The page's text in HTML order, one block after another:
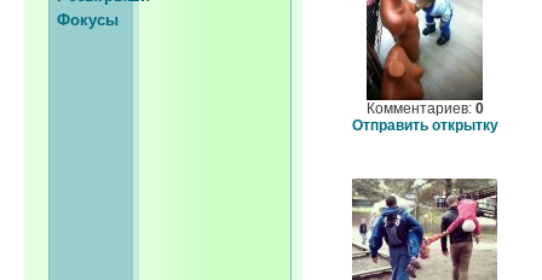
Фокусы
Комментариев: 0
Отправить открытку